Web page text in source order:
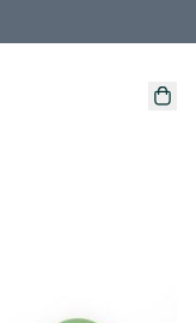
送貨方式 )